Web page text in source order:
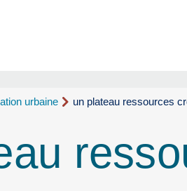
urbaine un plateau ressources